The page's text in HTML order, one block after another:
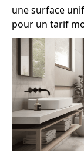
une surface
pour un tarif